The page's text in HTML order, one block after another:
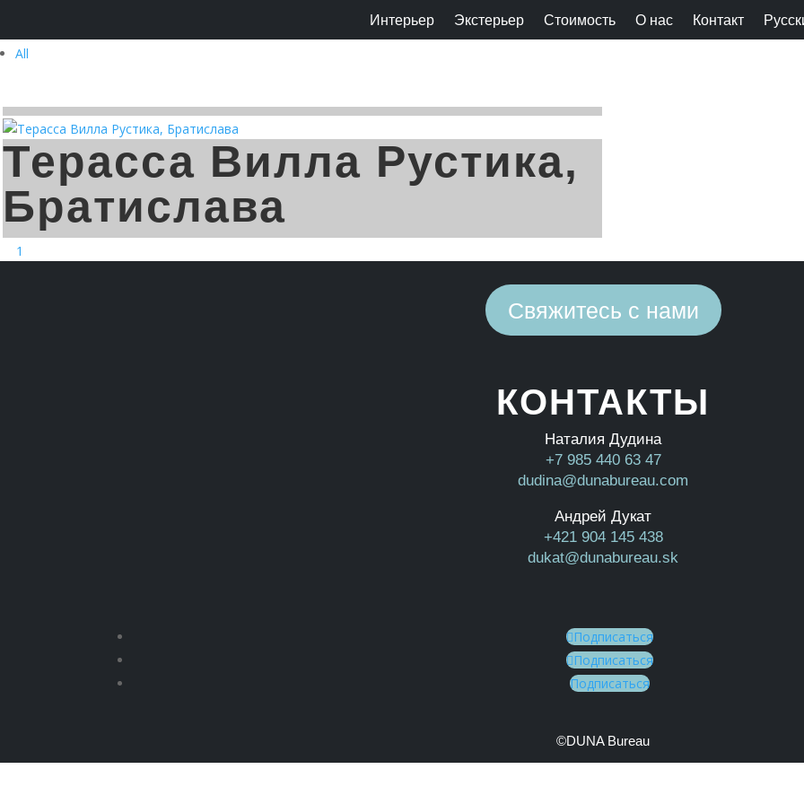
Интерьер Экстерьер Стоимость О нас Контакт
All
Терасса Вилла Рустика,
Братислава
1
Свяжитесь с нами
КОНТАКТЫ
Наталия Дудина
+7 985 440 63 47
dudina@dunabureau.com
Андрей Дукат
+421 904 145 438
dukat@dunabureau.sk
Подписаться
Подписаться
Подписаться
©DUNA Bureau